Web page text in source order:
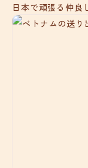
日本で頑張る仲良